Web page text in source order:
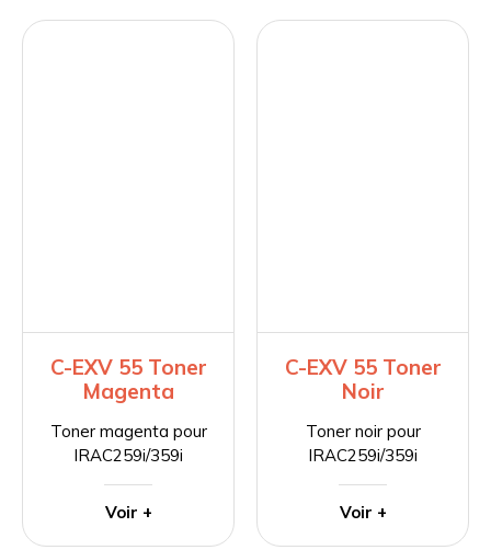
C-EXV 55 Toner
Magenta
Toner magenta pour
IRAC259i/359i
Voir +
C-EXV 55 Toner
Noir
Toner noir pour
IRAC259i/359i
Voir +